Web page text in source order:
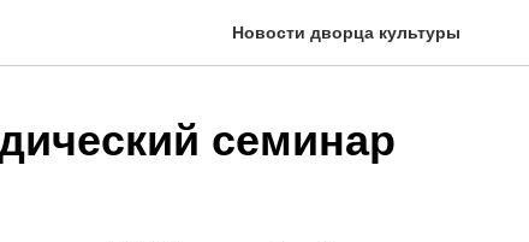
Новости дворца культуры
семинар